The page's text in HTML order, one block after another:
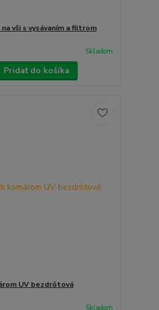
vši s vysávaním a filtrom
Skladom
Pridať do košíka
UV bezdrôtová
Skladom